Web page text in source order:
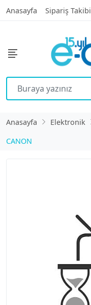
Anasayfa Sipariş Takibi
Anasayfa Elektronik
CANON